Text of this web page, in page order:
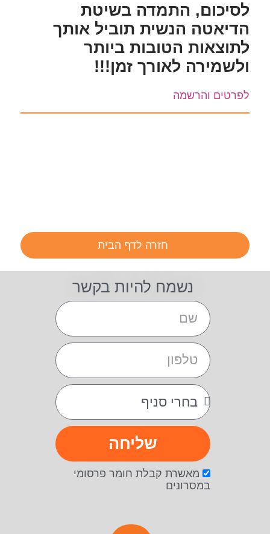
לסיכום, התמדה בשיטת
הדיאטה הנשית תוביל אותך
לתוצאות הטובות ביותר
ולשמירה לאורך זמן!!!
לפרטים והרשמה
חזרה לדף הבית
נשמח להיות בקשר
מאשרת קבלת חומר פרסומי
במסרונים
שליחה